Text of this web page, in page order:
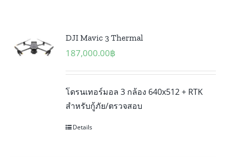
DJI Mavic 3 Thermal
187,000.00฿
โดรนเทอร์มอล 3 กล้อง 640x512 + RTK
สำหรับกู้ภัย/ตรวจสอบ
Details